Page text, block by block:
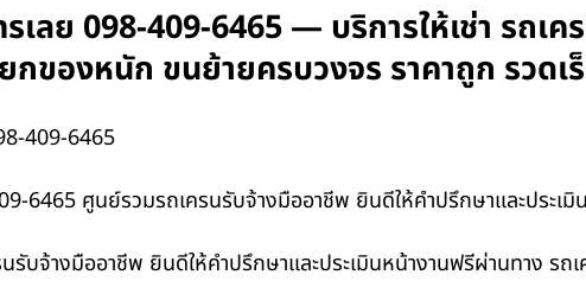
เลย 098-409-6465 — บริการให้เช่า รถเค
กของหนัก ขนย้ายครบวงจร ราคาถูก รวด
409-6465
6465 ศูนย์รวมรถเครนรับจ้างมืออาชีพ ยินดีให้คำปรึกษาและประเ
บจ้างมืออาชีพ ยินดีให้คำปรึกษาและประเมินหน้างานฟรีผ่านทาง รถ